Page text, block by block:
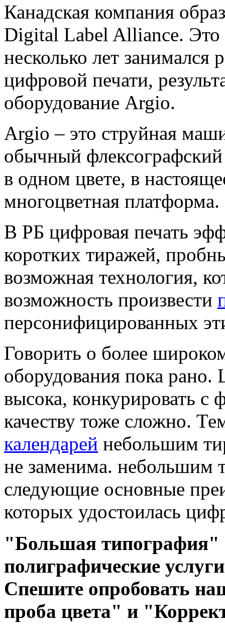
Канадская компания
Digital Label Alliance. Это
несколько лет занимался
цифровой печати,
оборудование Argio.
Argio – это струйная
обычный
в одном цвете, в
многоцветная платформа.
В РБ цифровая печать
коротких тиражей,
возможная технология,
возможность произвести
персонифицированных
Говорить о более
оборудования пока рано.
высока, конкурировать с
качеству тоже сложно.
календарей небольшим
не заменима.
следующие основные
которых удостоилась
"Большая типография"
полиграфические
Спешите опробовать
проба цвета" и